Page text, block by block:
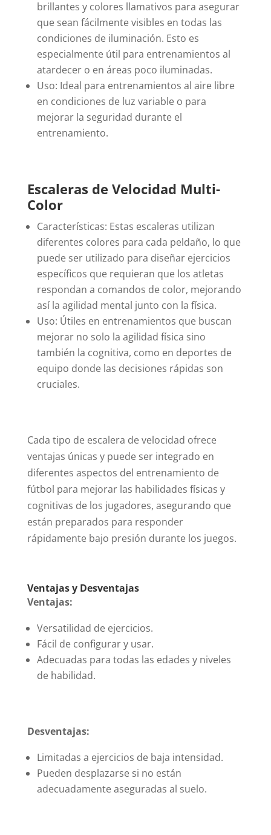
brillantes y colores llamativos para asegurar
que sean fácilmente visibles en todas las
condiciones de iluminación. Esto es
especialmente útil para entrenamientos al
atardecer o en áreas poco iluminadas.
Uso: Ideal para entrenamientos al aire libre
en condiciones de luz variable o para
mejorar la seguridad durante el
entrenamiento.
Escaleras de Velocidad Multi-
Color
Características: Estas escaleras utilizan
diferentes colores para cada peldaño, lo que
puede ser utilizado para diseñar ejercicios
específicos que requieran que los atletas
respondan a comandos de color, mejorando
así la agilidad mental junto con la física.
Uso: Útiles en entrenamientos que buscan
mejorar no solo la agilidad física sino
también la cognitiva, como en deportes de
equipo donde las decisiones rápidas son
cruciales.
Cada tipo de escalera de velocidad ofrece
ventajas únicas y puede ser integrado en
diferentes aspectos del entrenamiento de
fútbol para mejorar las habilidades físicas y
cognitivas de los jugadores, asegurando que
están preparados para responder
rápidamente bajo presión durante los juegos.
Ventajas y Desventajas
Ventajas:
Versatilidad de ejercicios.
Fácil de configurar y usar.
Adecuadas para todas las edades y niveles
de habilidad.
Desventajas:
Limitadas a ejercicios de baja intensidad.
Pueden desplazarse si no están
adecuadamente aseguradas al suelo.